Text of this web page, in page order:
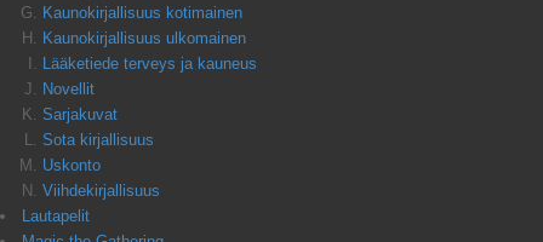
Kaunokirjallisuus kotimainen
Kaunokirjallisuus ulkomainen
Lääketiede terveys ja kauneus
Novellit
Sarjakuvat
Sota kirjallisuus
Uskonto
Viihdekirjallisuus
Lautapelit